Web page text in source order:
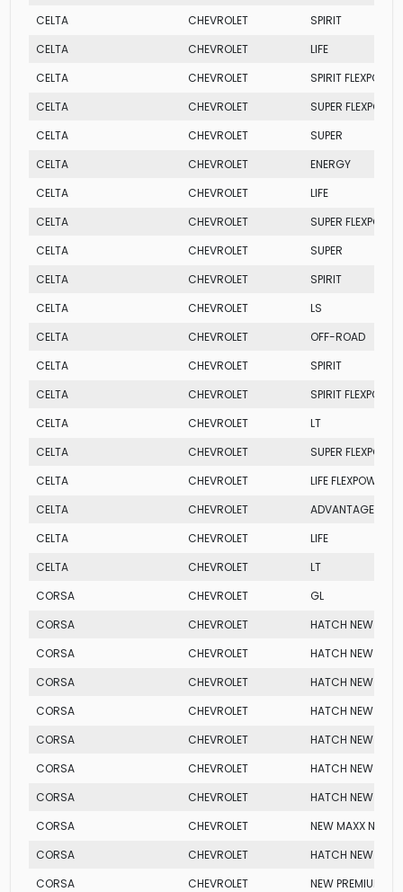
CELTA
CHEVROLET
SPIRIT
CELTA
CHEVROLET
LIFE
CELTA
CHEVROLET
SPIRIT FLEXPOWER
CELTA
CHEVROLET
SUPER FLEXPOWER
CELTA
CHEVROLET
SUPER
CELTA
CHEVROLET
ENERGY
CELTA
CHEVROLET
LIFE
CELTA
CHEVROLET
SUPER FLEXPOWER
CELTA
CHEVROLET
SUPER
CELTA
CHEVROLET
SPIRIT
CELTA
CHEVROLET
LS
CELTA
CHEVROLET
OFF-ROAD
CELTA
CHEVROLET
SPIRIT
CELTA
CHEVROLET
SPIRIT FLEXPOWER
CELTA
CHEVROLET
LT
CELTA
CHEVROLET
SUPER FLEXPOWER
CELTA
CHEVROLET
LIFE FLEXPOWER
CELTA
CHEVROLET
ADVANTAGE
CELTA
CHEVROLET
LIFE
CELTA
CHEVROLET
LT
CORSA
CHEVROLET
GL
CORSA
CHEVROLET
HATCH NEW
CORSA
CHEVROLET
HATCH NEW
CORSA
CHEVROLET
HATCH NEW
CORSA
CHEVROLET
HATCH NEW
CORSA
CHEVROLET
HATCH NEW
CORSA
CHEVROLET
HATCH NEW JOY
CORSA
CHEVROLET
HATCH NEW JOY
CORSA
CHEVROLET
NEW MAXX NLEV
CORSA
CHEVROLET
HATCH NEW
CORSA
CHEVROLET
NEW PREMIUM